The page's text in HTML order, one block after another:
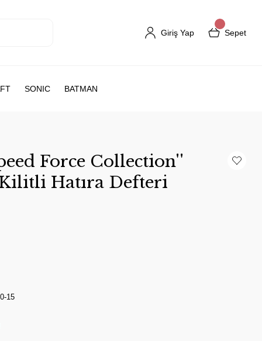
Giriş Yap Sepet
SONIC BATMAN
Force Collection''
Hatıra Defteri
15